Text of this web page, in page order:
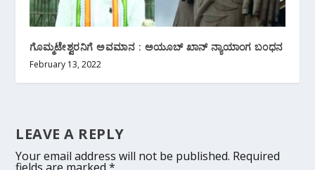
ಗೊಮ್ಮಟೇಶ್ವರನಿಗೆ ಅವಮಾನ : ಅಯೂಬ್ ಖಾನ್ ನ್ಯಾಯಾಂಗ ಬಂಧನ
February 13, 2022
LEAVE A REPLY
Your email address will not be published. Required